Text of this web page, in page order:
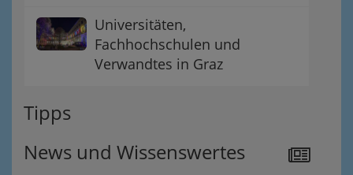
Universitäten,
Fachhochschulen und
Verwandtes in Graz
Tipps
News und Wissenswertes